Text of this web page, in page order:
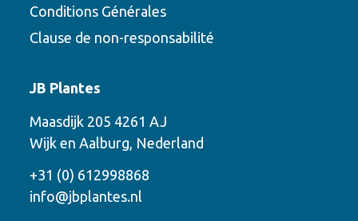
options suivantes
Conditions Générales
Clause de non-responsabilité
JB Plantes
Maasdijk 205 4261 AJ
Wijk en Aalburg, Nederland
+31 (0) 612998868
info@jbplantes.nl